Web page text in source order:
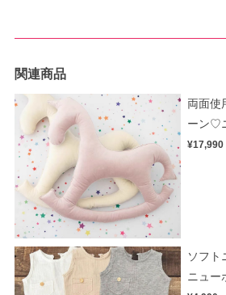
関連商品
両面使
ーン♡
¥17,990
ソフト
ニュー